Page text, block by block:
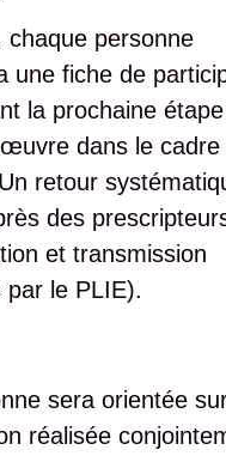
chaque personne
une fiche de
la prochaine
dans le cadre
retour
des
et transmission
le PLIE).
sera orientée
réalisée